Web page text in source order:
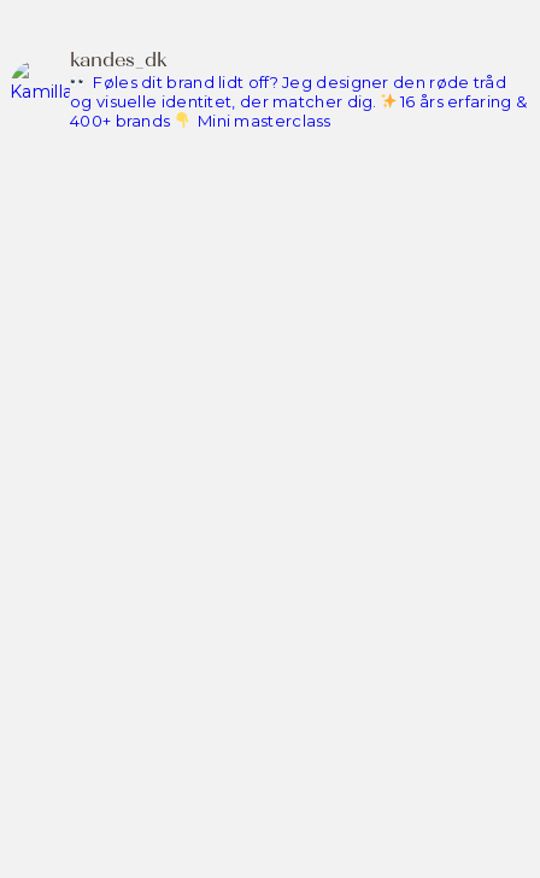
kandes_dk
Føles dit brand lidt off? Jeg designer den røde tråd
og visuelle identitet, der matcher dig.
16 års erfaring &
400+ brands
Mini masterclass